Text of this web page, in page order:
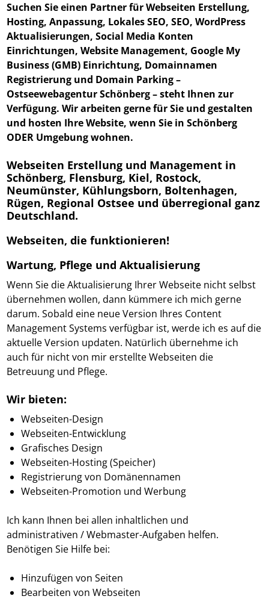
Suchen Sie einen Partner für Webseiten Erstellung,
Hosting, Anpassung, Lokales SEO, SEO, WordPress
Aktualisierungen, Social Media Konten
Einrichtungen, Website Management, Google My
Business (GMB) Einrichtung, Domainnamen
Registrierung und Domain Parking –
Ostseewebagentur Schönberg– steht Ihnen zur
Verfügung. Wir arbeiten gerne für Sie und gestalten
und hosten Ihre Website, wenn Sie in Schönberg
ODER Umgebung wohnen.
Webseiten Erstellung und Management in
Schönberg, Flensburg, Kiel, Rostock,
Neumünster, Kühlungsborn, Boltenhagen,
Rügen, Regional Ostsee und überregional ganz
Deutschland.
Webseiten, die funktionieren!
Wartung, Pflege und Aktualisierung
Wenn Sie die Aktualisierung Ihrer Webseite nicht selbst
übernehmen wollen, dann kümmere ich mich gerne
darum. Sobald eine neue Version Ihres Content
Management Systems verfügbar ist, werde ich es auf die
aktuelle Version updaten. Natürlich übernehme ich
auch für nicht von mir erstellte Webseiten die
Betreuung und Pflege.
Wir bieten:
Webseiten-Design
Webseiten-Entwicklung
Grafisches Design
Webseiten-Hosting (Speicher)
Registrierung von Domänennamen
Webseiten-Promotion und Werbung
Ich kann Ihnen bei allen inhaltlichen und
administrativen / Webmaster-Aufgaben helfen.
Benötigen Sie Hilfe bei:
Hinzufügen von Seiten
Bearbeiten von Webseiten